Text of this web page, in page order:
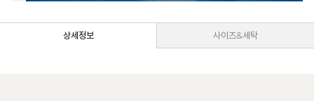
상세정보 사이즈&세탁